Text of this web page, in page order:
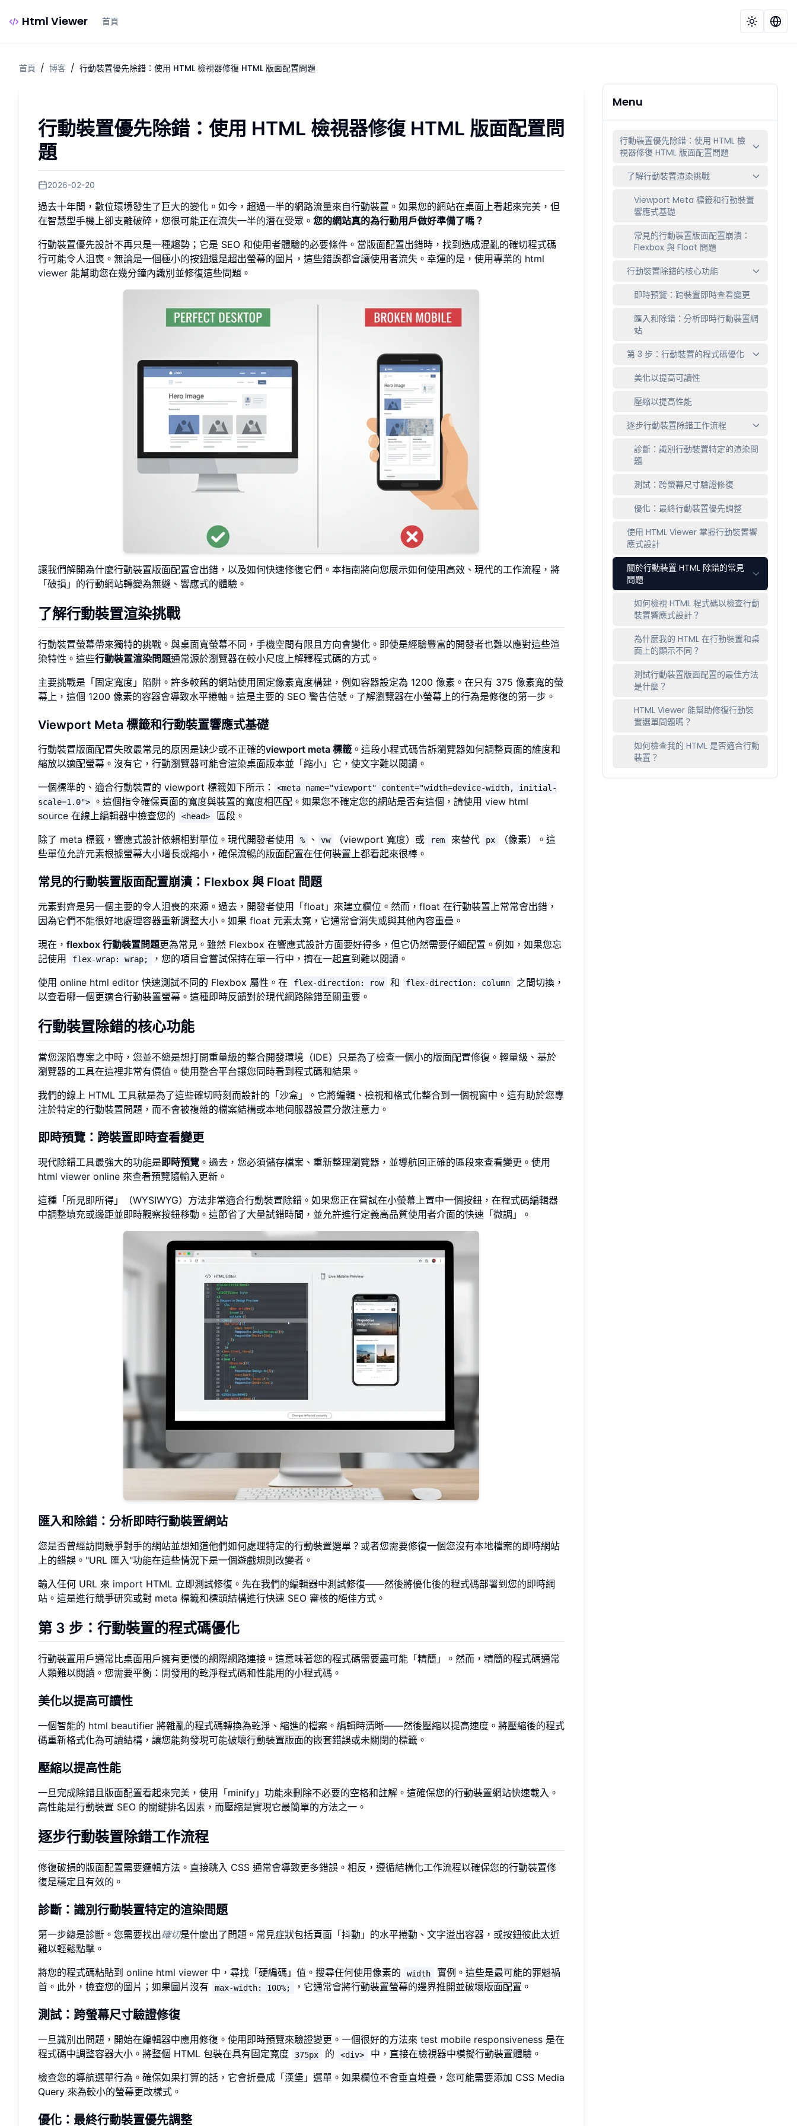
Html Viewer 首頁
首頁 / 博客 / 行動裝置優先除錯：使用 HTML 檢視器修復 HTML 版面配置問題
行動裝置優先除錯：使用 HTML 檢視器修復 HTML 版面配置問
題
2026-02-20
過去十年間，數位環境發生了巨大的變化。如今，超過一半的網路流量來自行動裝置。如果您的網站在桌面上看起來完美，但
在智慧型手機上卻支離破碎，您很可能正在流失一半的潛在受眾。 您的網站真的為行動用戶做好準備了嗎？
行動裝置優先設計不再只是一種趨勢；它是 SEO 和使用者體驗的必要條件。當版面配置出錯時，找到造成混亂的確切程式碼
行可能令人沮喪。無論是一個極小的按鈕還是超出螢幕的圖片，這些錯誤都會讓使用者流失。幸運的是，使用專業的 html
viewer 能幫助您在幾分鐘內識別並修復這些問題。
讓我們解開為什麼行動裝置版面配置會出錯，以及如何快速修復它們。本指南將向您展示如何使用高效、現代的工作流程，將
「破損」的行動網站轉變為無縫、響應式的體驗。
了解行動裝置渲染挑戰
行動裝置螢幕帶來獨特的挑戰。與桌面寬螢幕不同，手機空間有限且方向會變化。即使是經驗豐富的開發者也難以應對這些渲
染特性。這些行動裝置渲染問題通常源於瀏覽器在較小尺度上解釋程式碼的方式。
主要挑戰是「固定寬度」陷阱。許多較舊的網站使用固定像素寬度構建，例如容器設定為 1200 像素。在只有 375 像素寬的螢
幕上，這個 1200 像素的容器會導致水平捲軸。這是主要的 SEO 警告信號。了解瀏覽器在小螢幕上的行為是修復的第一步。
Viewport Meta 標籤和行動裝置響應式基礎
行動裝置版面配置失敗最常見的原因是缺少或不正確的viewport meta 標籤 。這段小程式碼告訴瀏覽器如何調整頁面的維度和
縮放以適配螢幕。沒有它，行動瀏覽器可能會渲染桌面版本並「縮小」它，使文字難以閱讀。
一個標準的、適合行動裝置的 viewport 標籤如下所示：
<meta name="viewport" content="width=device-width, initial-
scale=1.0">
。這個指令確保頁面的寬度與裝置的寬度相匹配。如果您不確定您的網站是否有這個，請使用view html
source 在線上編輯器中檢查您的 <head>
區段。
除了 meta 標籤，響應式設計依賴相對單位。現代開發者使用
% 、 vw （viewport 寬度）或 rem 來替代 px
（像素）。這
些單位允許元素根據螢幕大小增長或縮小，確保流暢的版面配置在任何裝置上都看起來很棒。
常見的行動裝置版面配置崩潰：Flexbox 與 Float 問題
元素對齊是另一個主要的令人沮喪的來源。過去，開發者使用「float」來建立欄位。然而，float 在行動裝置上常常會出錯，
因為它們不能很好地處理容器重新調整大小。如果 float 元素太寬，它通常會消失或與其他內容重疊。
現在， flexbox 行動裝置問題更為常見。雖然 Flexbox 在響應式設計方面要好得多，但它仍然需要仔細配置。例如，如果您忘
記使用
flex-wrap: wrap;
，您的項目會嘗試保持在單一行中，擠在一起直到難以閱讀。
使用 online html editor 快速測試不同的 Flexbox 屬性。在 flex-direction: row 和 flex-direction: column
之間切換，
以查看哪一個更適合行動裝置螢幕。這種即時反饋對於現代網路除錯至關重要。
行動裝置除錯的核心功能
當您深陷專案之中時，您並不總是想打開重量級的整合開發環境（IDE）只是為了檢查一個小的版面配置修復。輕量級、基於
瀏覽器的工具在這裡非常有價值。使用整合平台讓您同時看到程式碼和結果。
我們的線上 HTML 工具就是為了這些確切時刻而設計的「沙盒」。它將編輯、檢視和格式化整合到一個視窗中。這有助於您專
注於特定的行動裝置問題，而不會被複雜的檔案結構或本地伺服器設置分散注意力。
即時預覽：跨裝置即時查看變更
現代除錯工具最強大的功能是即時預覽 。過去，您必須儲存檔案、重新整理瀏覽器，並導航回正確的區段來查看變更。使用
html viewer online 來查看預覽隨輸入更新。
這種「所見即所得」（WYSIWYG）方法非常適合行動裝置除錯。如果您正在嘗試在小螢幕上置中一個按鈕，在程式碼編輯器
中調整填充或邊距並即時觀察按鈕移動。這節省了大量試錯時間，並允許進行定義高品質使用者介面的快速「微調」。
匯入和除錯：分析即時行動裝置網站
您是否曾經訪問競爭對手的網站並想知道他們如何處理特定的行動裝置選單？或者您需要修復一個您沒有本地檔案的即時網站
上的錯誤。"URL 匯入"功能在這些情況下是一個遊戲規則改變者。
輸入任何 URL 來 import HTML 立即測試修復。先在我們的編輯器中測試修復——然後將優化後的程式碼部署到您的即時網
站。這是進行競爭研究或對 meta 標籤和標頭結構進行快速 SEO 審核的絕佳方式。
第 3 步：行動裝置的程式碼優化
行動裝置用戶通常比桌面用戶擁有更慢的網際網路連接。這意味著您的程式碼需要盡可能「精簡」。然而，精簡的程式碼通常
人類難以閱讀。您需要平衡：開發用的乾淨程式碼和性能用的小程式碼。
美化以提高可讀性
一個智能的 html beautifier 將雜亂的程式碼轉換為乾淨、縮進的檔案。編輯時清晰——然後壓縮以提高速度。將壓縮後的程式
碼重新格式化為可讀結構，讓您能夠發現可能破壞行動裝置版面的嵌套錯誤或未關閉的標籤。
壓縮以提高性能
一旦完成除錯且版面配置看起來完美，使用「minify」功能來刪除不必要的空格和註解。這確保您的行動裝置網站快速載入。
高性能是行動裝置 SEO 的關鍵排名因素，而壓縮是實現它最簡單的方法之一。
逐步行動裝置除錯工作流程
修復破損的版面配置需要邏輯方法。直接跳入 CSS 通常會導致更多錯誤。相反，遵循結構化工作流程以確保您的行動裝置修
復是穩定且有效的。
診斷：識別行動裝置特定的渲染問題
第一步總是診斷。您需要找出確切是什麼出了問題。常見症狀包括頁面「抖動」的水平捲動、文字溢出容器，或按鈕彼此太近
難以輕鬆點擊。
將您的程式碼粘貼到 online html viewer 中，尋找「硬編碼」值。搜尋任何使用像素的 width
實例。這些是最可能的罪魁禍
首。此外，檢查您的圖片；如果圖片沒有
max-width: 100%; ，它通常會將行動裝置螢幕的邊界推開並破壞版面配置。
測試：跨螢幕尺寸驗證修復
一旦識別出問題，開始在編輯器中應用修復。使用即時預覽來驗證變更。一個很好的方法來 test mobile responsiveness 是在
程式碼中調整容器大小。將整個 HTML 包裝在具有固定寬度
375px 的 <div>
中，直接在檢視器中模擬行動裝置體驗。
檢查您的導航選單行為。確保如果打算的話，它會折疊成「漢堡」選單。如果欄位不會垂直堆疊，您可能需要添加 CSS Media
Query 來為較小的螢幕更改樣式。
優化：最終行動裝置優先調整
Menu
行動裝置優先除錯：使用 HTML 檢
視器修復 HTML 版面配置問題
了解行動裝置渲染挑戰
Viewport Meta 標籤和行動裝置
響應式基礎
常見的行動裝置版面配置崩潰：
Flexbox 與 Float 問題
行動裝置除錯的核心功能
即時預覽：跨裝置即時查看變更
匯入和除錯：分析即時行動裝置網
站
第 3 步：行動裝置的程式碼優化
美化以提高可讀性
壓縮以提高性能
逐步行動裝置除錯工作流程
診斷：識別行動裝置特定的渲染問
題
測試：跨螢幕尺寸驗證修復
優化：最終行動裝置優先調整
使用 HTML Viewer 掌握行動裝置響
應式設計
關於行動裝置 HTML 除錯的常見
問題
如何檢視 HTML 程式碼以檢查行動
裝置響應式設計？
為什麼我的 HTML 在行動裝置和桌
面上的顯示不同？
測試行動裝置版面配置的最佳方法
是什麼？
HTML Viewer 能幫助修復行動裝
置選單問題嗎？
如何檢查我的 HTML 是否適合行動
裝置？